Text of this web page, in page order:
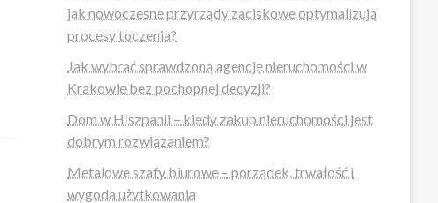
jak nowoczesne przyrządy zaciskowe optymalizują
procesy toczenia?
Jak wybrać sprawdzoną agencję nieruchomości w
Krakowie bez pochopnej decyzji?
Dom w Hiszpanii – kiedy zakup nieruchomości jest
dobrym rozwiązaniem?
Metalowe szafy biurowe – porządek, trwałość i
wygoda użytkowania